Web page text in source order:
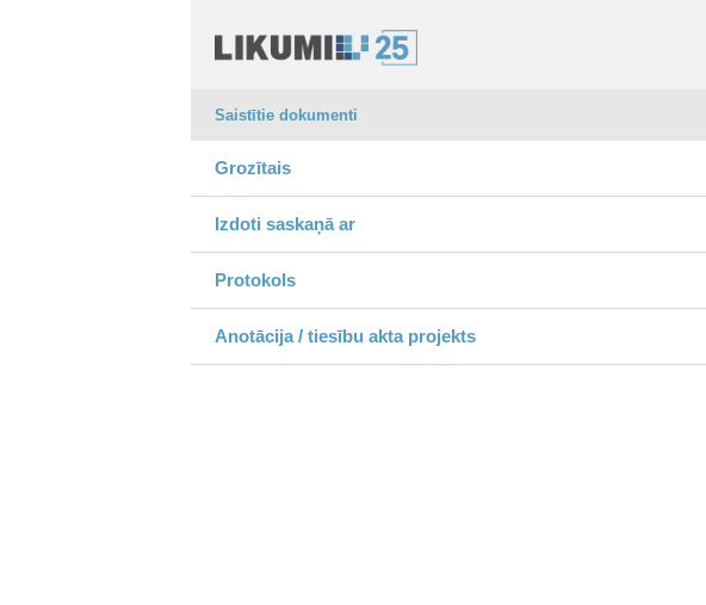
Saistītie dokumenti
Grozītais
Izdoti saskaņā ar
Protokols
Anotācija / tiesību akta projekts